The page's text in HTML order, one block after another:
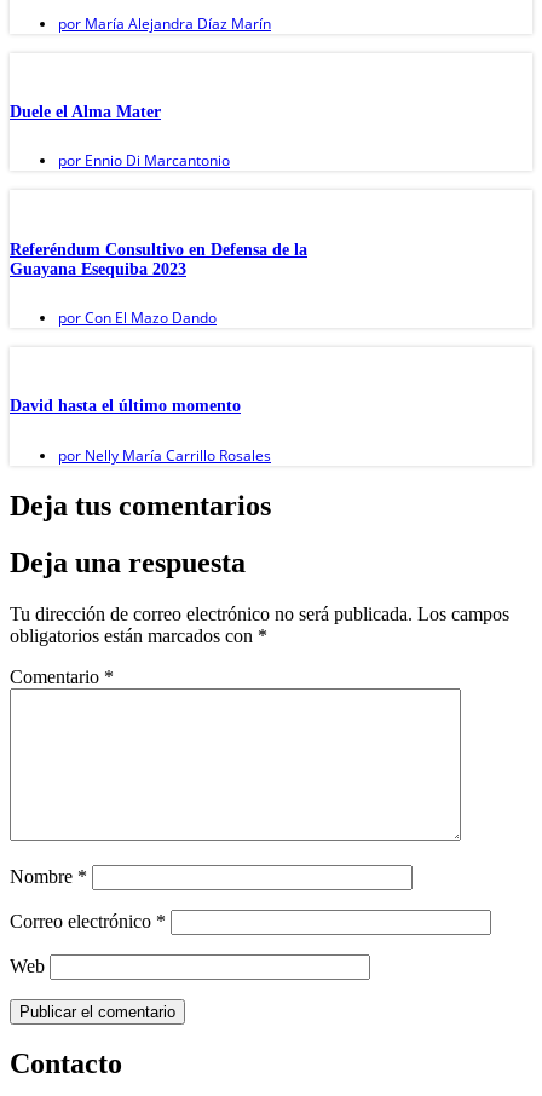
por María Alejandra Díaz Marín
Duele el Alma Mater
por Ennio Di Marcantonio
Referéndum Consultivo en Defensa de la
Guayana Esequiba 2023
porCon El Mazo Dando
David hasta el último momento
por Nelly María Carrillo Rosales
Deja tus comentarios
Deja una respuesta
Tu dirección de correo electrónico no será publicada. Los campos
obligatorios están marcados con *
Comentario *
Nombre *
Correo electrónico *
Web
Contacto